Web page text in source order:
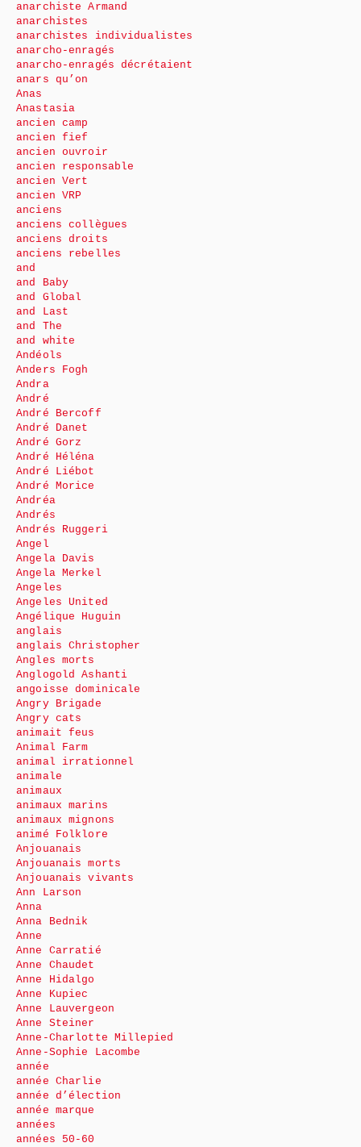
anarchiste Armand
anarchistes
anarchistes individualistes
anarcho-enragés
anarcho-enragés décrétaient
anars qu’on
Anas
Anastasia
ancien camp
ancien fief
ancien ouvroir
ancien responsable
ancien Vert
ancien VRP
anciens
anciens collègues
anciens droits
anciens rebelles
and
and Baby
and Global
and Last
and The
and white
Andéols
Anders Fogh
Andra
André
André Bercoff
André Danet
André Gorz
André Héléna
André Liébot
André Morice
Andréa
Andrés
Andrés Ruggeri
Angel
Angela Davis
Angela Merkel
Angeles
Angeles United
Angélique Huguin
anglais
anglais Christopher
Angles morts
Anglogold Ashanti
angoisse dominicale
Angry Brigade
Angry cats
animait feus
Animal Farm
animal irrationnel
animale
animaux
animaux marins
animaux mignons
animé Folklore
Anjouanais
Anjouanais morts
Anjouanais vivants
Ann Larson
Anna
Anna Bednik
Anne
Anne Carratié
Anne Chaudet
Anne Hidalgo
Anne Kupiec
Anne Lauvergeon
Anne Steiner
Anne-Charlotte Millepied
Anne-Sophie Lacombe
année
année Charlie
année d’élection
année marque
années
années 50-60